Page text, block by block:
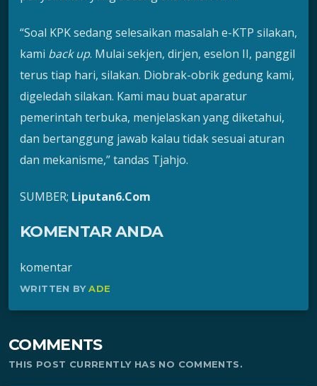
“Soal KPK sedang selesaikan masalah e-KTP silakan,
kami back up. Mulai sekjen, dirjen, eselon II, panggil
terus tiap hari, silakan. Diobrak-obrik gedung kami,
digeledah silakan. Kami mau buat aparatur
pemerintah terbuka, menjelaskan yang diketahui,
dan bertanggung jawab kalau tidak sesuai aturan
dan mekanisme,” tandas Tjahjo.
SUMBER; Liputan6.Com
KOMENTAR ANDA
komentar
WRITTEN BYADE
COMMENTS
THIS POST CURRENTLY HAS NO COMMENTS.